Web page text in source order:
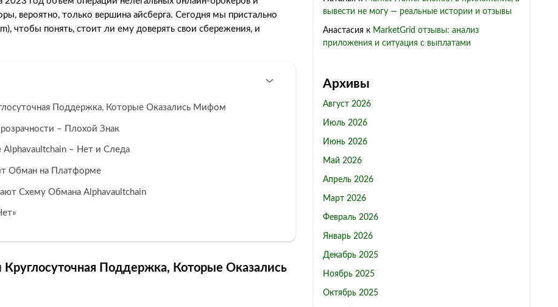
вероятно, только вершина айсберга. Сегодня мы пристально
чтобы понять, стоит ли ему доверять свои сбережения, и
Поддержка, Которые Оказались Мифом
– Плохой Знак
Alphavaultchain – Нет и Следа
Обман на Платформе
Схему Обмана Alphavaultchain
Поддержка, Которые Оказались
вывести не могу — реальные истории и отзывы
Анастасия к MarketGrid отзывы: анализ
приложения и ситуация с выплатами
Архивы
Август 2026
Июль 2026
Июнь 2026
Май 2026
Апрель 2026
Март 2026
Февраль 2026
Январь 2026
Декабрь 2025
Ноябрь 2025
Октябрь 2025